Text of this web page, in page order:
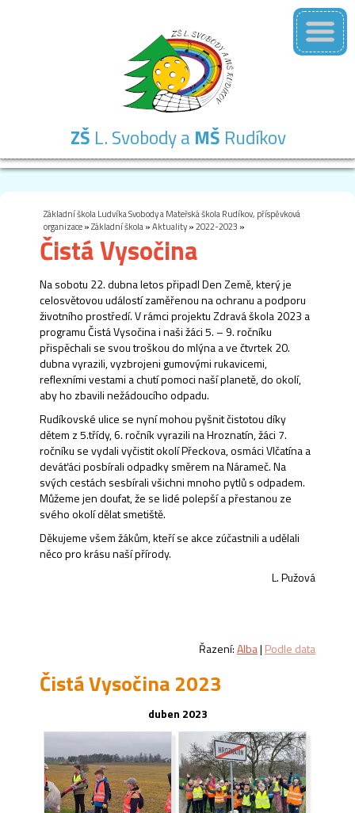
ZŠ L. Svobody a MŠ Rudíkov
Základní škola Ludvíka Svobody a Mateřská škola Rudíkov, příspěvková
organizace»Základní škola»Aktuality»2022-2023 »
Čistá Vysočina
Na sobotu 22. dubna letos připadl Den Země, který je
celosvětovou událostí zaměřenou na ochranu a podporu
životního prostředí. V rámci projektu Zdravá škola 2023 a
programu Čistá Vysočina i naši žáci 5. – 9. ročníku
přispěchali se svou troškou do mlýna a ve čtvrtek 20.
dubna vyrazili, vyzbrojeni gumovými rukavicemi,
reflexními vestami a chutí pomoci naší planetě, do okolí,
aby ho zbavili nežádoucího odpadu.
Rudíkovské ulice se nyní mohou pyšnit čistotou díky
dětem z 5.třídy, 6. ročník vyrazili na Hroznatín, žáci 7.
ročníku se vydali vyčistit okolí Přeckova, osmáci Vlčatína a
deváťáci posbírali odpadky směrem na Nárameč. Na
svých cestách sesbírali všichni mnoho pytlů s odpadem.
Můžeme jen doufat, že se lidé polepší a přestanou ze
svého okolí dělat smetiště.
Děkujeme všem žákům, kteří se akce zúčastnili a udělali
něco pro krásu naší přírody.
L. Pužová
Řazení:Alba| Podle data
Čistá Vysočina 2023
duben 2023